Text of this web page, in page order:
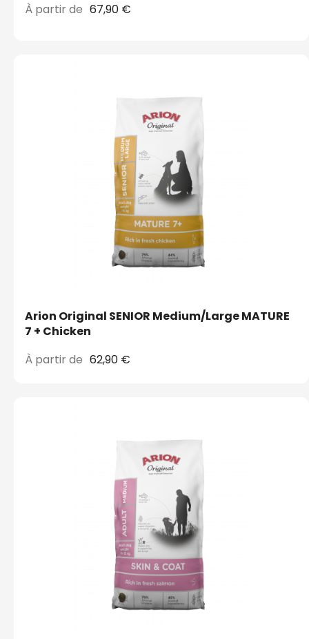
À partir de 67,90 €
Arion Original SENIOR Medium/Large MATURE
7 + Chicken
À partir de 62,90 €